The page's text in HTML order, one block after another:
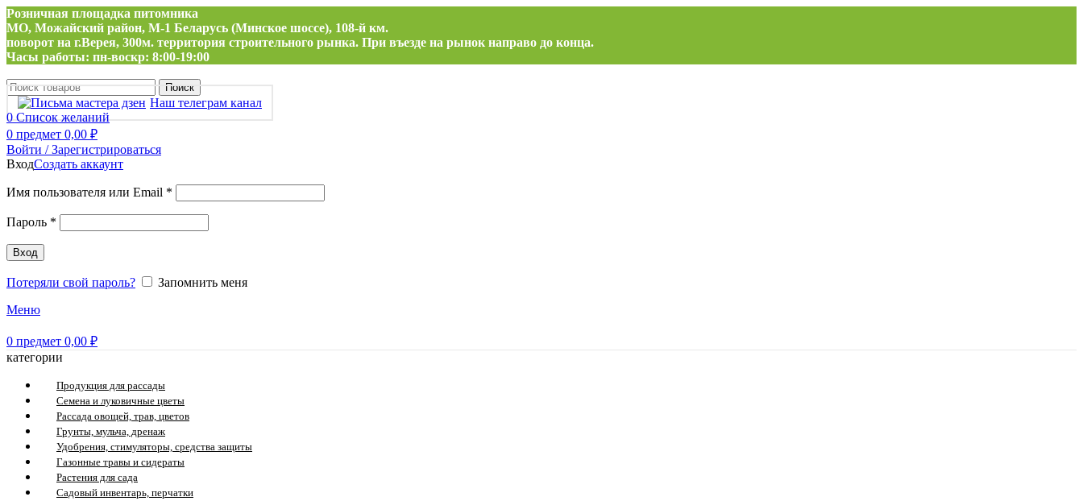
Розничная площадка питомника
МО, Можайский район, М-1 Беларусь (Минское шоссе), 108-й км.
поворот на г.Верея, 300м. территория строительного рынка. При въезде на рынок направо до конца.
Часы работы: пн-воскр: 8:00-19:00
Поиск
Наш телеграм канал
0 Список желаний
0 предмет 0,00 ₽
Войти / Зарегистрироваться
ВходСоздать аккаунт
Имя пользователя или Email *
Пароль *
Вход
Потеряли свой пароль?
Запомнить меня
Меню
0 предмет 0,00 ₽
категории
Продукция для рассады
Семена и луковичные цветы
Рассада овощей, трав, цветов
Грунты, мульча, дренаж
Удобрения, стимуляторы, средства защиты
Газонные травы и сидераты
Растения для сада
Садовый инвентарь, перчатки